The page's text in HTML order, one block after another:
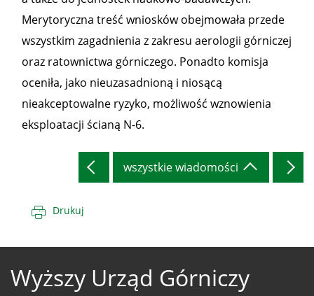
Merytoryczna treść wniosków obejmowała przede
wszystkim zagadnienia z zakresu aerologii górniczej
oraz ratownictwa górniczego. Ponadto komisja
oceniła, jako nieuzasadnioną i niosącą
nieakceptowalne ryzyko, możliwość wznowienia
eksploatacji ścianą N-6.
wszystkie wiadomości
Drukuj
Wyższy Urząd Górniczy